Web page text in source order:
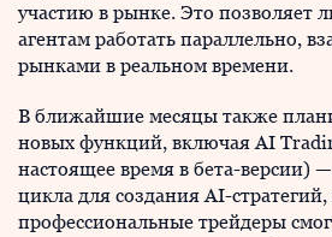
участию в рынке. Это позволяет
агентам работать параллельно,
рынками в реальном времени.
В ближайшие месяцы также
новых функций, включая AI
настоящее время в бета-версии)
цикла для создания AI-стратегий,
профессиональные трейдеры